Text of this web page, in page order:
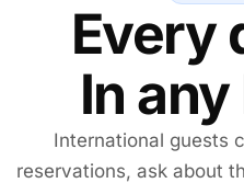
Every
In
International guests
reservations, ask about